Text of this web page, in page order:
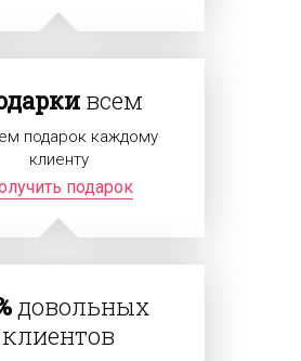
всем
подарок каждому
клиенту
подарок
довольных
клиентов